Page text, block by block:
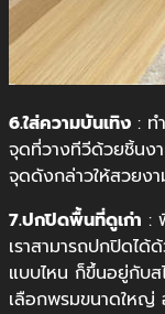
6.ใส่ความบันเทิง : ท
จุดที่วางทีวีด้วยชิ้นง
จุดดังกล่าวให้สวยงา
7.ปกปิดพื้นที่ดูเก่า :
เราสามารถปกปิดไ
แบบไหน ก็ขึ้นอยู่กับ
เลือกพรมขนาดใหญ่